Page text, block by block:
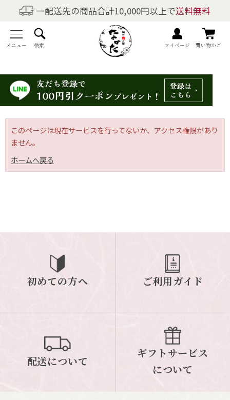
一配送先の商品合計10,000円以上で送料無料
メニュー 検索 マイページ 買い物かご
商品を探す
全商品一覧
梅干しの商品一覧
梅酒の商品一覧
梅製品・その他の商品一覧
メニュー
初めての方へ ご利用ガイド
配送について ギフトサービス
お問い合わせ
0120-12-2486
このページは現在サービスを行ってないか、アクセス権限があり
ません。
ホームへ戻る
初めての方へ ご利用ガイド
配送について
ギフトサービス
について